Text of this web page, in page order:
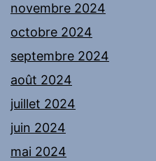
novembre 2024
octobre 2024
septembre 2024
août 2024
juillet 2024
juin 2024
mai 2024